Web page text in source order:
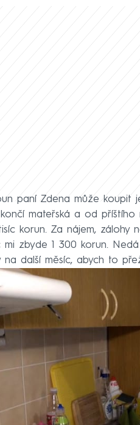
paní Zdena může koupit
mateřská a od příštího
korun. Za nájem, zálohy
mi zbyde 1 300 korun.
na další měsíc, abych to